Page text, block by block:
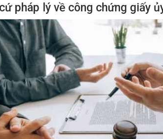
pháp lý về công chứng giấy